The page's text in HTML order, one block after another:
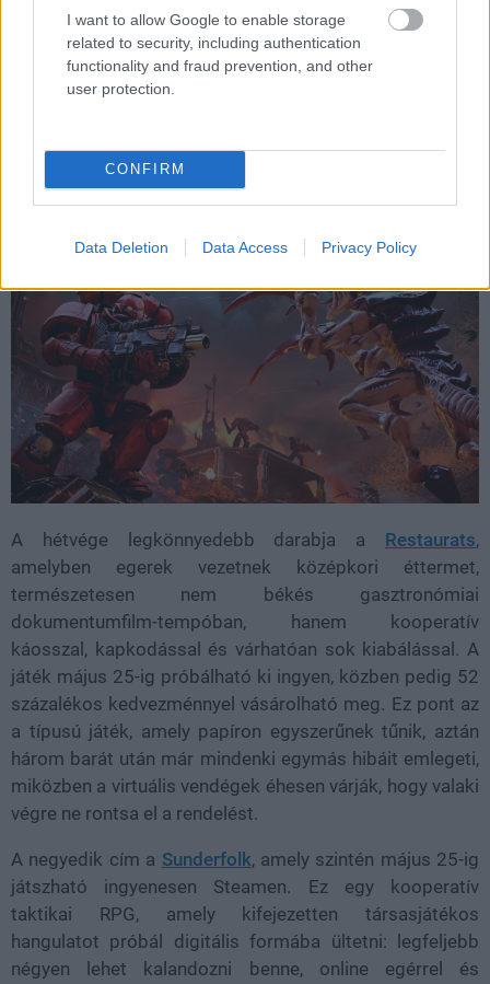
I want to allow Google to enable storage
related to security, including authentication
functionality and fraud prevention, and other
user protection.
CONFIRM
Data Deletion Data Access Privacy Policy
másik műfaj, a körökre osztott taktikai játékok
képviselője a negyvenegyedik évezred komor világában,
ahol sereget építünk, hősöket küldünk harcba, és
kemény ütközetekben próbáljuk bedarálni az ellenfelet. A
Steamen, és a frissítések, valamint DLC-k miatt most
különösen jó pillanat belenézni azoknak, akik eddig csak
kerülgették.
A hétvége legkönnyedebb darabja a Restaurats,
amelyben egerek vezetnek középkori éttermet,
természetesen nem békés gasztronómiai
dokumentumfilm-tempóban, hanem kooperatív
káosszal, kapkodással és várhatóan sok kiabálással. A
játék május 25-ig próbálható ki ingyen, közben pedig 52
százalékos kedvezménnyel vásárolható meg. Ez pont az
a típusú játék, amely papíron egyszerűnek tűnik, aztán
három barát után már mindenki egymás hibáit emlegeti,
miközben a virtuális vendégek éhesen várják, hogy valaki
végre ne rontsa el a rendelést.
A negyedik cím a Sunderfolk, amely szintén május 25-ig
játszható ingyenesen Steamen. Ez egy kooperatív
taktikai RPG, amely kifejezetten társasjátékos
hangulatot próbál digitális formába ültetni: legfeljebb
négyen lehet kalandozni benne, online egérrel és